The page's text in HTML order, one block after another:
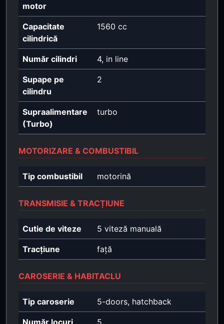
motor
Capacitate
cilindrică
1560 cc
Număr cilindri 4, in line
Supape pe
cilindru
2
Supraalimentare
(Turbo)
turbo
MOTORIZARE & COMBUSTIBIL
Tip combustibil motorină
TRANSMISIE & TRACȚIUNE
Cutie de viteze 5 viteză manuală
Tracțiune față
CAROSERIE & HABITACLU
Tip caroserie 5-doors, hatchback
Număr locuri 5